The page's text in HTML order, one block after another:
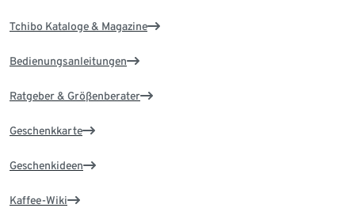
Tchibo Kataloge & Magazine
Bedienungsanleitungen
Ratgeber & Größenberater
Geschenkkarte
Geschenkideen
Kaffee-Wiki